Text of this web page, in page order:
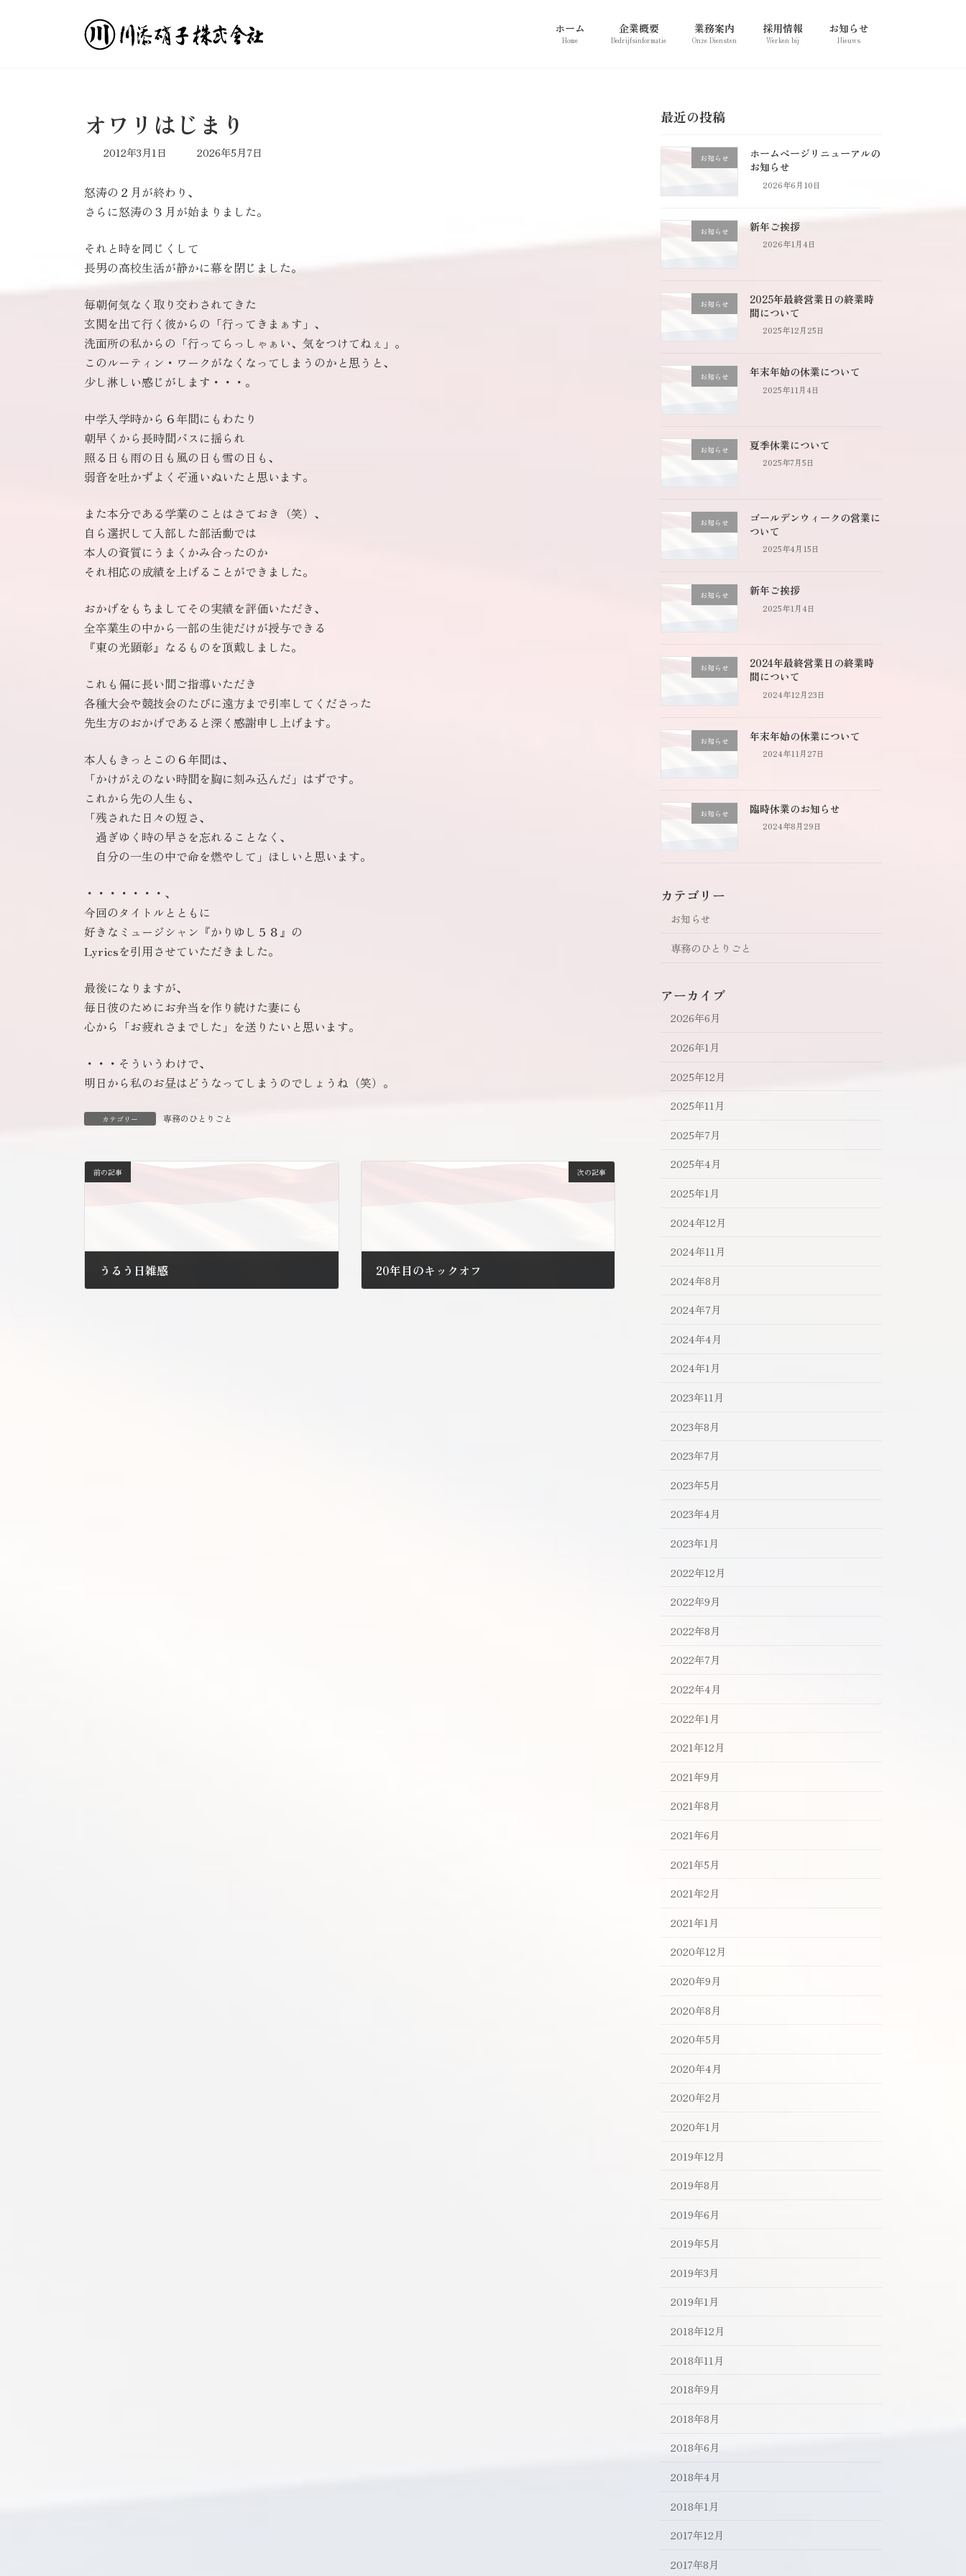
ホーム
Home
企業概要
Bedrijfsinformatie
業務案内
Onze Diensten
採用情報
Werken bij
お知らせ
Nieuws
オワリはじまり
2012年3月1日
最
日
2026年5月7日
怒涛の２月が終わり、
さらに怒涛の３月が始まりました。
それと時を同じくして
長男の高校生活が静かに幕を閉じました。
毎朝何気なく取り交わされてきた
玄関を出て行く彼からの「行ってきまぁす」、
洗面所の私からの「行ってらっしゃぁい、気をつけてねぇ」。
このルーティン・ワークがなくなってしまうのかと思うと、
少し淋しい感じがします・・・。
中学入学時から６年間にもわたり
朝早くから長時間バスに揺られ
照る日も雨の日も風の日も雪の日も、
弱音を吐かずよくぞ通いぬいたと思います。
また本分である学業のことはさておき（笑）、
自ら選択して入部した部活動では
本人の資質にうまくかみ合ったのか
それ相応の成績を上げることができました。
おかげをもちましてその実績を評価いただき、
全卒業生の中から一部の生徒だけが授与できる
『東の光顕彰』なるものを頂戴しました。
これも偏に長い間ご指導いただき
各種大会や競技会のたびに遠方まで引率してくださった
先生方のおかげであると深く感謝申し上げます。
本人もきっとこの６年間は、
「かけがえのない時間を胸に刻み込んだ」はずです。
これから先の人生も、
「残された日々の短さ、
過ぎゆく時の早さを忘れることなく、
自分の一生の中で命を燃やして」ほしいと思います。
・・・・・・・、
今回のタイトルとともに
好きなミュージシャン『かりゆし５８』の
Lyricsを引用させていただきました。
最後になりますが、
毎日彼のためにお弁当を作り続けた妻にも
心から「お疲れさまでした」を送りたいと思います。
・・・そういうわけで、
明日から私のお昼はどうなってしまうのでしょうね（笑）。
カテゴリー 専務のひとりごと
前の記事
うるう日雑感
次の記事
20年目のキックオフ
最近の投稿
お知らせ
ホームページリニューアルの
お知らせ
2026年6月10日
お知らせ 新年ご挨拶
2026年1月4日
お知らせ
2025年最終営業日の終業時
間について
2025年12月25日
お知らせ 年末年始の休業について
2025年11月4日
お知らせ 夏季休業について
2025年7月5日
お知らせ
ゴールデンウィークの営業に
ついて
2025年4月15日
お知らせ 新年ご挨拶
2025年1月4日
お知らせ
2024年最終営業日の終業時
間について
2024年12月23日
お知らせ 年末年始の休業について
2024年11月27日
お知らせ 臨時休業のお知らせ
2024年8月29日
カテゴリー
お知らせ
専務のひとりごと
アーカイブ
2026年6月
2026年1月
2025年12月
2025年11月
2025年7月
2025年4月
2025年1月
2024年12月
2024年11月
2024年8月
2024年7月
2024年4月
2024年1月
2023年11月
2023年8月
2023年7月
2023年5月
2023年4月
2023年1月
2022年12月
2022年9月
2022年8月
2022年7月
2022年4月
2022年1月
2021年12月
2021年9月
2021年8月
2021年6月
2021年5月
2021年2月
2021年1月
2020年12月
2020年9月
2020年8月
2020年5月
2020年4月
2020年2月
2020年1月
2019年12月
2019年8月
2019年6月
2019年5月
2019年3月
2019年1月
2018年12月
2018年11月
2018年9月
2018年8月
2018年6月
2018年4月
2018年1月
2017年12月
2017年8月